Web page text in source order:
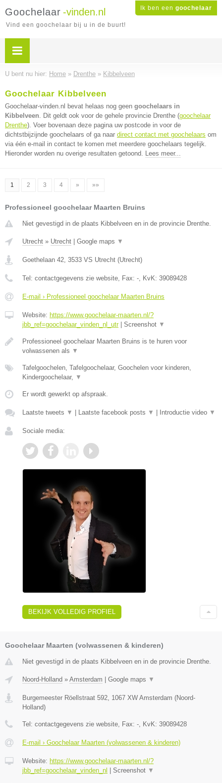
Ik ben een goochelaar
Goochelaar -vinden.nl
Vind een goochelaar bij u in de buurt!
U bent nu hier: Home » Drenthe » Kibbelveen
Goochelaar Kibbelveen
Goochelaar-vinden.nl bevat helaas nog geen goochelaars in
Kibbelveen. Dit geldt ook voor de gehele provincie Drenthe (goochelaar
Drenthe). Voer bovenaan deze pagina uw postcode in voor de
dichtstbijzijnde goochelaars of ga naar direct contact met goochelaars om
via één e-mail in contact te komen met meerdere goochelaars tegelijk.
Hieronder worden nu overige resultaten getoond. Lees meer...
1 2 3 4 » »»
Professioneel goochelaar Maarten Bruins
Niet gevestigd in de plaats Kibbelveen en in de provincie Drenthe.
Utrecht » Utrecht Google maps ▼
Goethelaan 42, 3533 VS Utrecht (Utrecht)
Tel: contactgegevens zie website, Fax: -, KvK: 39089428
E-mail › Professioneel goochelaar Maarten Bruins
Website: https://www.goochelaar-maarten.nl/?
jbb_ref=goochelaar_vinden_nl_utr| Screenshot ▼
Professioneel goochelaar Maarten Bruins is te huren voor
volwassenen als ▼
Tafelgoochelen, Tafelgoochelaar, Goochelen voor kinderen,
Kindergoochelaar, ▼
Er wordt gewerkt op afspraak.
Laatste tweets ▼ Laatste facebook posts ▼ Introductie video ▼
Sociale media:
BEKIJK VOLLEDIG PROFIEL
Goochelaar Maarten (volwassenen & kinderen)
Niet gevestigd in de plaats Kibbelveen en in de provincie Drenthe.
Noord-Holland » Amsterdam Google maps ▼
Burgemeester Röellstraat 592, 1067 XW Amsterdam (Noord-
Holland)
Tel: contactgegevens zie website, Fax: -, KvK: 39089428
E-mail › Goochelaar Maarten (volwassenen & kinderen)
Website: https://www.goochelaar-maarten.nl/?
jbb_ref=goochelaar_vinden_nl
Screenshot ▼